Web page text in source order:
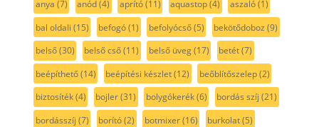
anya (7) anód(4) aprító(11) aquastop(4) aszaló(1)
bal oldali (15) befogó(1) befolyócső(5) bekötődoboz (9)
belső(30) belső cső(11) belső üveg(17) betét(7)
beépíthető(14) beépítési készlet(12) beőblítőszelep(2)
biztosíték(4) bojler(31) bolygókerék(6) bordás szíj (21)
bordásszíj (7) borító(2) botmixer(16) burkolat(5)